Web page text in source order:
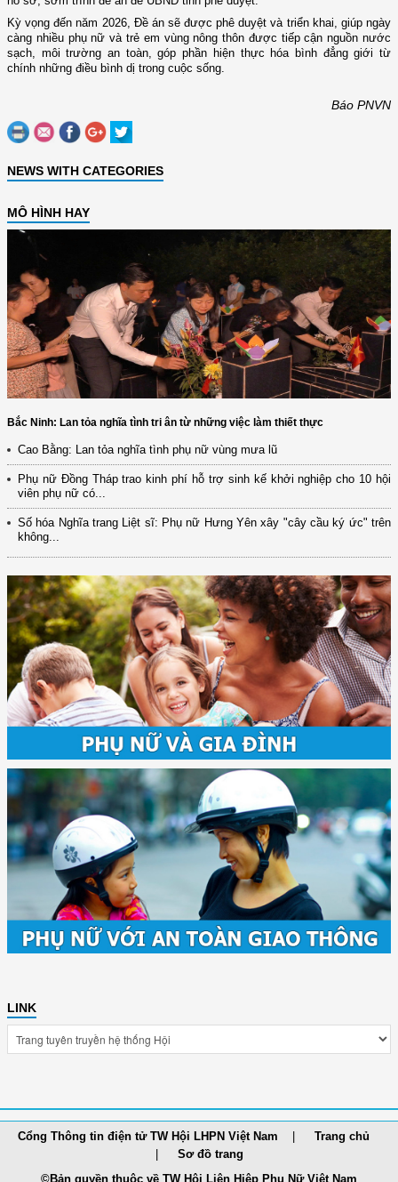
Kỳ vọng đến năm 2026, Đề án sẽ được phê duyệt và triển khai, giúp ngày
càng nhiều phụ nữ và trẻ em vùng nông thôn được tiếp cận nguồn nước
sạch, môi trường an toàn, góp phần hiện thực hóa bình đẳng giới từ
chính những điều bình dị trong cuộc sống.
Báo PNVN
NEWS WITH CATEGORIES
MÔ HÌNH HAY
Bắc Ninh: Lan tỏa nghĩa tình tri ân từ những việc làm thiết thực
Cao Bằng: Lan tỏa nghĩa tình phụ nữ vùng mưa lũ
Phụ nữ Đồng Tháp trao kinh phí hỗ trợ sinh kế khởi nghiệp cho 10 hội
viên phụ nữ có...
Số hóa Nghĩa trang Liệt sĩ: Phụ nữ Hưng Yên xây "cây cầu ký ức" trên
không...
LINK
Cổng Thông tin điện tử TW Hội LHPN Việt Nam
Trang chủ
Sơ đồ trang
©Bản quyền thuộc về TW Hội Liên Hiệp Phụ Nữ Việt Nam